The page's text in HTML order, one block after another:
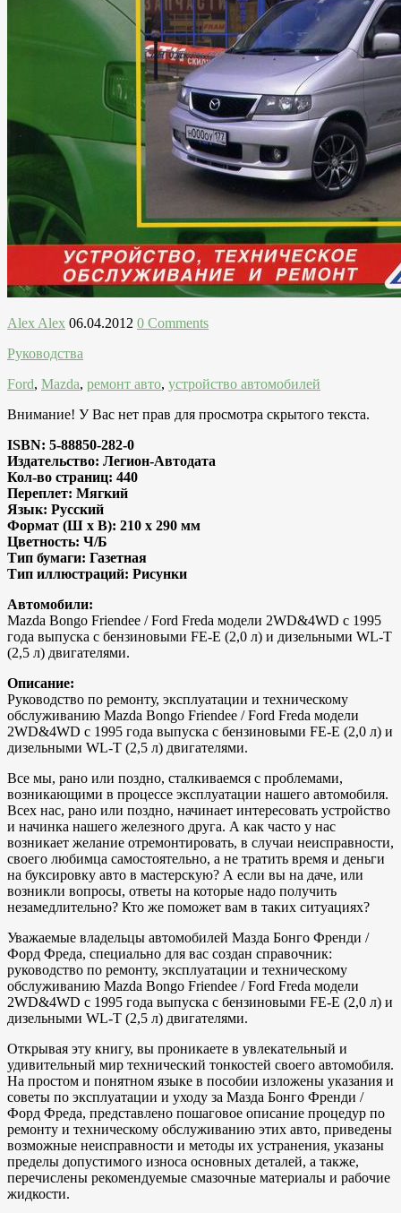
Alex Alex 06.04.2012 0 Comments
Руководства
Ford, Mazda, ремонт авто, устройство автомобилей
Внимание! У Вас нет прав для просмотра скрытого текста.
ISBN: 5-88850-282-0
Издательство: Легион-Aвтодата
Кол-во страниц: 440
Переплет: Мягкий
Язык: Русский
Формат (Ш x В): 210 x 290 мм
Цветность: Ч/Б
Тип бумаги: Газетная
Тип иллюстраций: Рисунки
Автомобили:
Mazda Bongo Friendee / Ford Freda модели 2WD&4WD c 1995
года выпуска с бензиновыми FE-E (2,0 л) и дизельными WL-T
(2,5 л) двигателями.
Описание:
Руководство по ремонту, эксплуатации и техническому
обслуживанию Mazda Bongo Friendee / Ford Freda модели
2WD&4WD c 1995 года выпуска с бензиновыми FE-E (2,0 л) и
дизельными WL-T (2,5 л) двигателями.
Все мы, рано или поздно, сталкиваемся с проблемами,
возникающими в процессе эксплуатации нашего автомобиля.
Всех нас, рано или поздно, начинает интересовать устройство
и начинка нашего железного друга. А как часто у нас
возникает желание отремонтировать, в случаи неисправности,
своего любимца самостоятельно, а не тратить время и деньги
на буксировку авто в мастерскую? А если вы на даче, или
возникли вопросы, ответы на которые надо получить
незамедлительно? Кто же поможет вам в таких ситуациях?
Уважаемые владельцы автомобилей Мазда Бонго Френди /
Форд Фреда, специально для вас создан справочник:
руководство по ремонту, эксплуатации и техническому
обслуживанию Mazda Bongo Friendee / Ford Freda модели
2WD&4WD c 1995 года выпуска с бензиновыми FE-E (2,0 л) и
дизельными WL-T (2,5 л) двигателями.
Открывая эту книгу, вы проникаете в увлекательный и
удивительный мир технический тонкостей своего автомобиля.
На простом и понятном языке в пособии изложены указания и
советы по эксплуатации и уходу за Мазда Бонго Френди /
Форд Фреда, представлено пошаговое описание процедур по
ремонту и техническому обслуживанию этих авто, приведены
возможные неисправности и методы их устранения, указаны
пределы допустимого износа основных деталей, а также,
перечислены рекомендуемые смазочные материалы и рабочие
жидкости.